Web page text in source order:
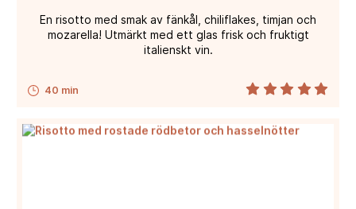
40 min
En risotto med smak av fänkål, chiliflakes, timjan och
mozarella! Utmärkt med ett glas frisk och fruktigt
italienskt vin.